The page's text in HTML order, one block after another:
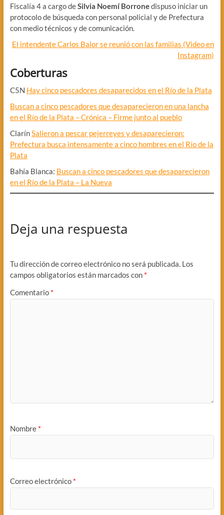
Fiscalía 4 a cargo deSilvia Noemí Borronedispuso iniciar un
protocolo de búsqueda con personal policial y de Prefectura
con medio técnicos y de comunicación.
El intendente Carlos Balor se reunió con las familias (Video en
Instagram)
Coberturas
C5N Hay cinco pescadores desaparecidos en el Río de la Plata
Buscan a cinco pescadores que desaparecieron en una lancha
en el Río de la Plata – Crónica – Firme junto al pueblo
Clarín Salieron a pescar pejerreyes y desaparecieron:
Prefectura busca intensamente a cinco hombres en el Río de la
Plata
Bahía Blanca: Buscan a cinco pescadores que desaparecieron
en el Río de la Plata – La Nueva
Deja una respuesta
Tu dirección de correo electrónico no será publicada. Los
campos obligatorios están marcados con *
Comentario *
Nombre *
Correo electrónico *